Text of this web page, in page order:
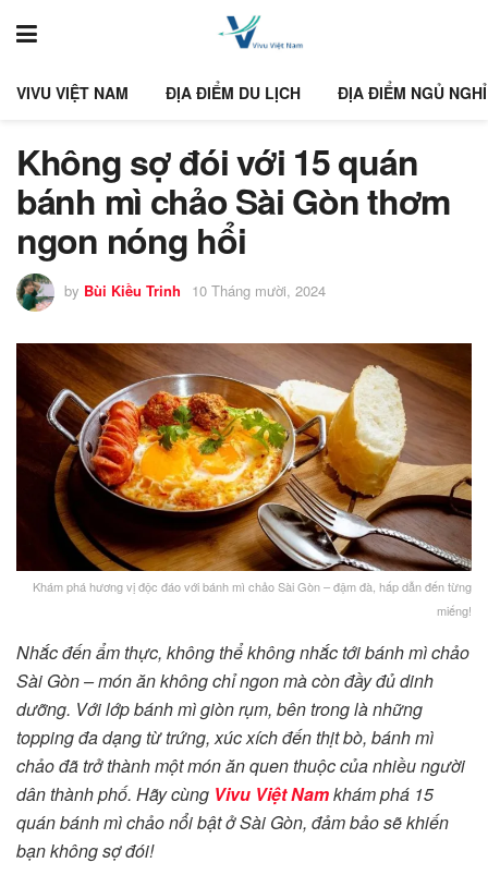
VIVU VIỆT NAM ĐỊA ĐIỂM DU LỊCH ĐỊA ĐIỂM NGỦ NGHỈ
Không sợ đói với 15 quán
bánh mì chảo Sài Gòn thơm
ngon nóng hổi
by Bùi Kiều Trinh 10 Tháng mười, 2024
Khám phá hương vị độc đáo với bánh mì chảo Sài Gòn – đậm đà, hấp dẫn đến từng
miếng!
Nhắc đến ẩm thực, không thể không nhắc tới bánh mì chảo
Sài Gòn – món ăn không chỉ ngon mà còn đầy đủ dinh
dưỡng. Với lớp bánh mì giòn rụm, bên trong là những
topping đa dạng từ trứng, xúc xích đến thịt bò, bánh mì
chảo đã trở thành một món ăn quen thuộc của nhiều người
dân thành phố. Hãy cùng Vivu Việt Namkhám phá 15
quán bánh mì chảo nổi bật ở Sài Gòn, đảm bảo sẽ khiến
bạn không sợ đói!